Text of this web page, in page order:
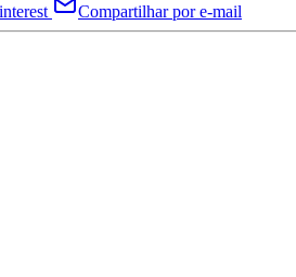
Compartilhar por e-mail